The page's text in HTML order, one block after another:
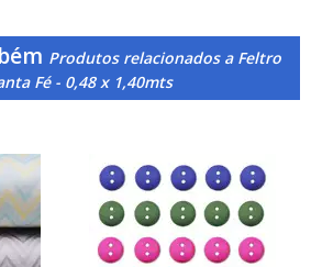
Produtos relacionados a Feltro
Fé - 0,48 x 1,40mts